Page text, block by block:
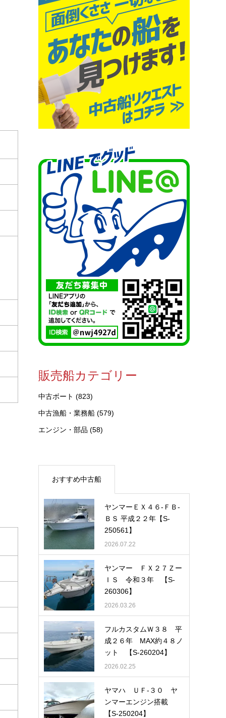
販売船カテゴリー
中古ボート (823)
中古漁船・業務船 (579)
エンジン・部品 (58)
おすすめ中古船
ヤンマーＥＸ４６-ＦＢ-
ＢＳ 平成２２年【S-
250561】
2026.07.22
ヤンマー ＦＸ２７Ｚー
ＩＳ 令和３年 【S-
260306】
2026.03.26
フルカスタムＷ３８ 平
成２６年 MAX約４８ノ
ット 【S-260204】
2026.02.25
ヤマハ ＵＦ-３０ ヤ
ンマーエンジン搭載
【S-250204】